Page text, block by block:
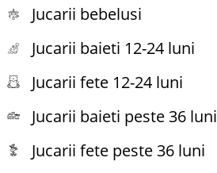
Jucarii bebelusi
Jucarii baieti 12-24 luni
Jucarii fete 12-24 luni
Jucarii baieti peste 36 luni
Jucarii fete peste 36 luni